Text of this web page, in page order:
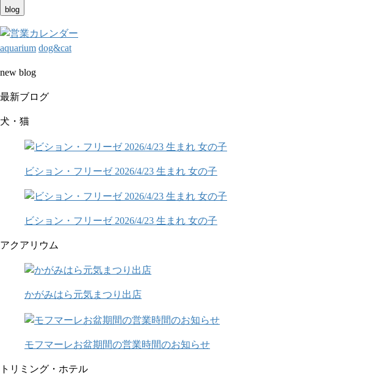
blog
aquarium dog&cat
new blog
最新ブログ
犬・猫
ビション・フリーゼ 2026/4/23 生まれ 女の子
ビション・フリーゼ 2026/4/23 生まれ 女の子
アクアリウム
かがみはら元気まつり出店
モフマーレお盆期間の営業時間のお知らせ
トリミング・ホテル